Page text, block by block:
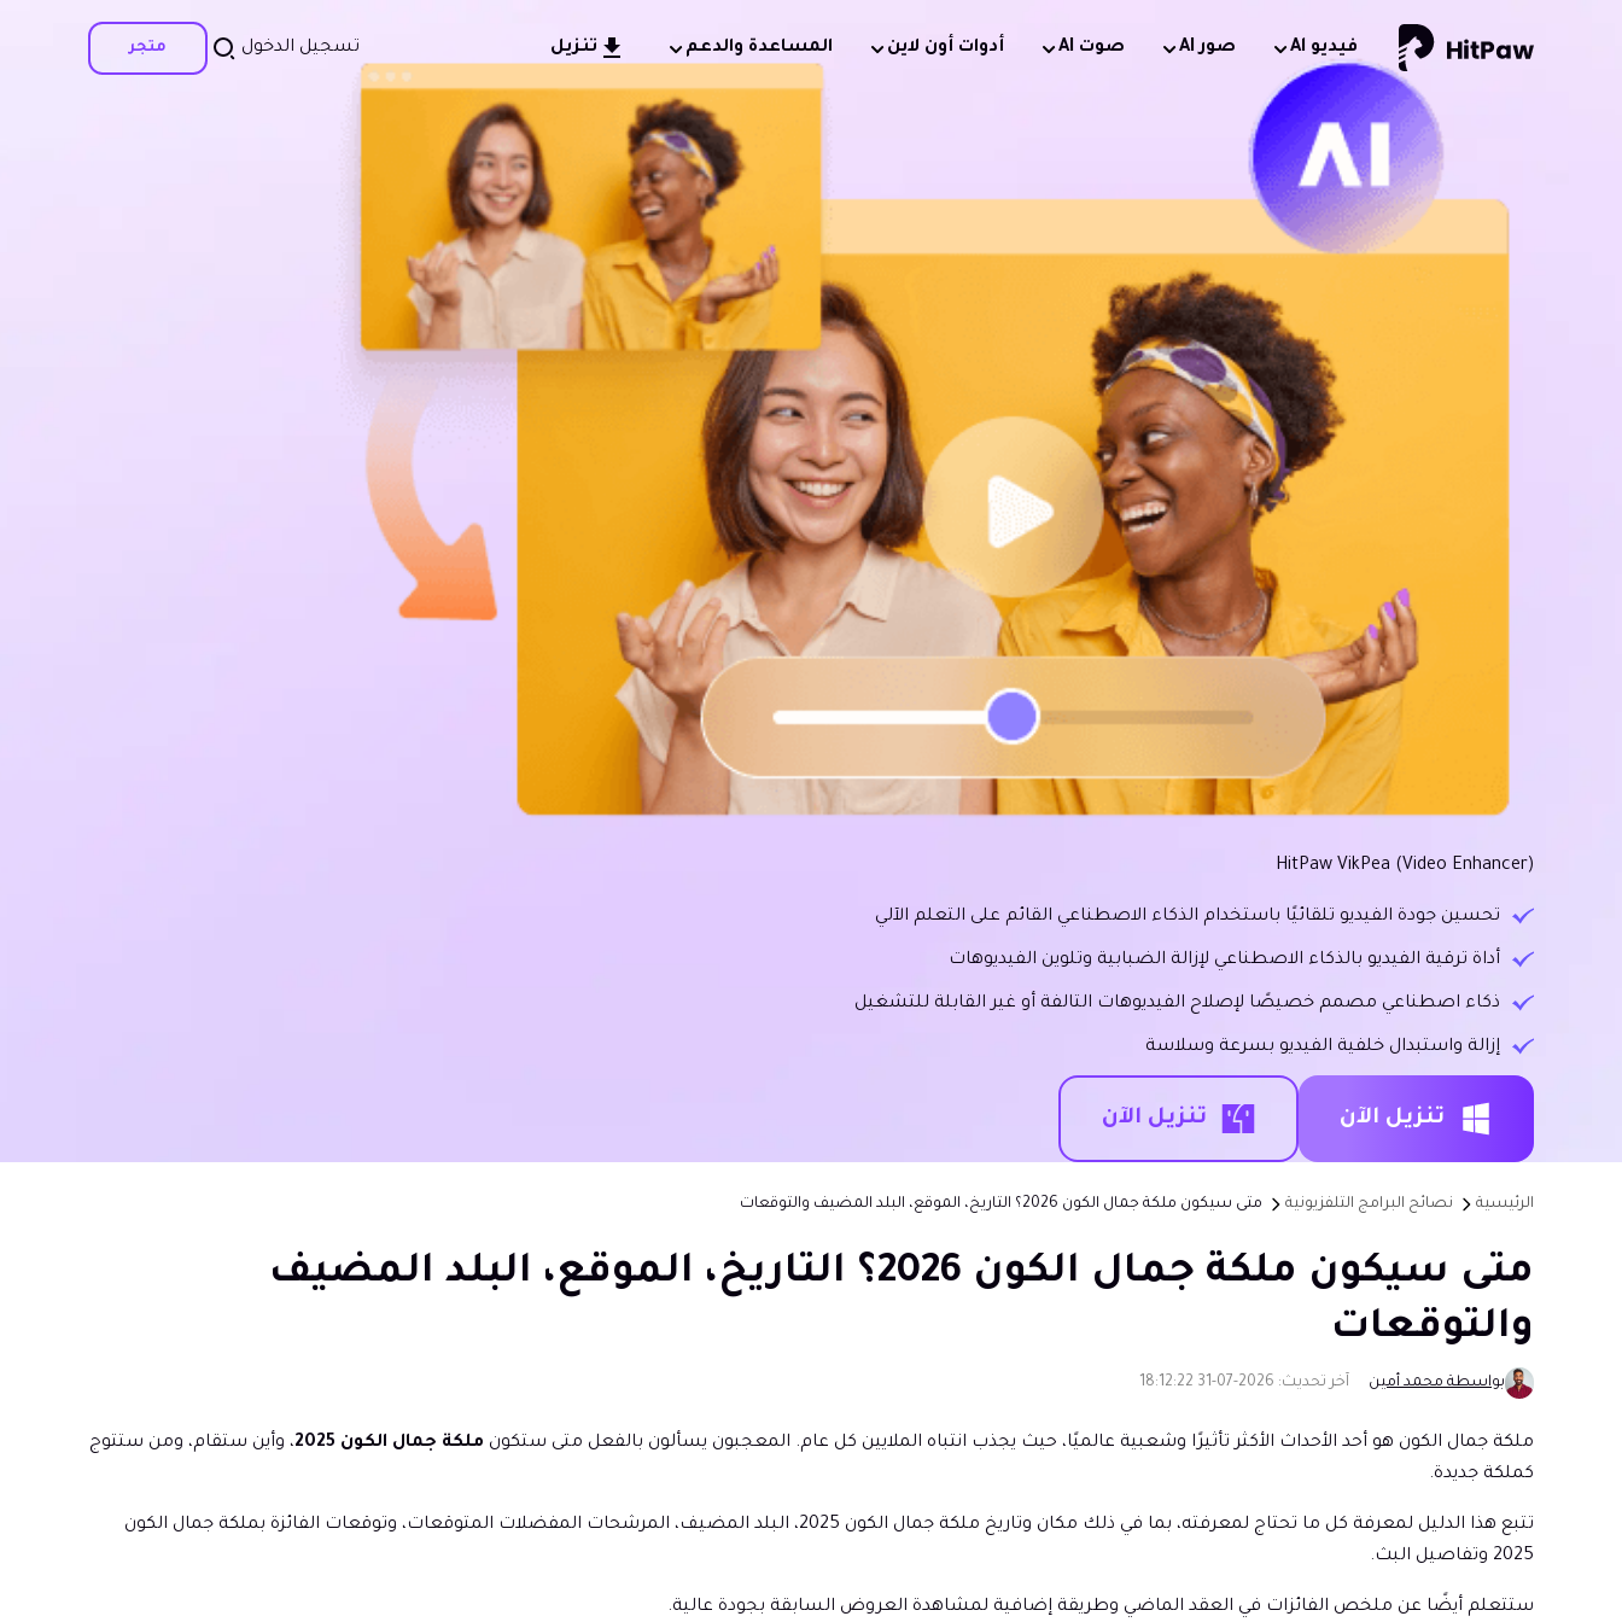
تسجيل الدخول متجر فيديو Al صور AI صوت AI أدوات أون لاين المساعدة والدعم تنزيل
HitPaw VikPea (Video Enhancer)
تحسين جودة الفيديو تلقائيًا باستخدام الذكاء الاصطناعي القائم على التعلم الآلي
أداة ترقية الفيديو بالذكاء الاصطناعي لإزالة الضبابية وتلوين الفيديوهات
ذكاء اصطناعي مصمم خصيصًا لإصلاح الفيديوهات التالفة أو غير القابلة للتشغيل
إزالة واستبدال خلفية الفيديو بسرعة وسلاسة
تنزيل الآن تنزيل الآن
الرئيسية نصائح البرامج التلفزيونية متى سيكون ملكة جمال الكون 2026؟ التاريخ، الموقع، البلد المضيف والتوقعات
متى سيكون ملكة جمال الكون 2026؟ التاريخ، الموقع، البلد المضيف
والتوقعات
بواسطة محمد أمين آخر تحديث: 2026-07-31 18:12:22
ملكة جمال الكون هو أحد الأحداث الأكثر تأثيرًا وشعبية عالميًا، حيث يجذب انتباه الملايين كل عام. المعجبون يسألون بالفعل متى ستكون ملكة جمال الكون 2025
، وأين ستقام، ومن ستتوج
كملكة جديدة.
تتبع هذا الدليل لمعرفة كل ما تحتاج لمعرفته، بما في ذلك مكان وتاريخ ملكة جمال الكون 2025، البلد المضيف، المرشحات المفضلات المتوقعات، وتوقعات الفائزة بملكة جمال الكون
2025 وتفاصيل البث.
ستتعلم أيضًا عن ملخص الفائزات في العقد الماضي وطريقة إضافية لمشاهدة العروض السابقة بجودة عالية.